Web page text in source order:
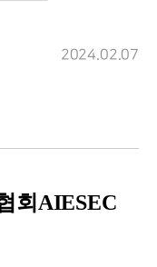
2024.02.07
회AIESEC